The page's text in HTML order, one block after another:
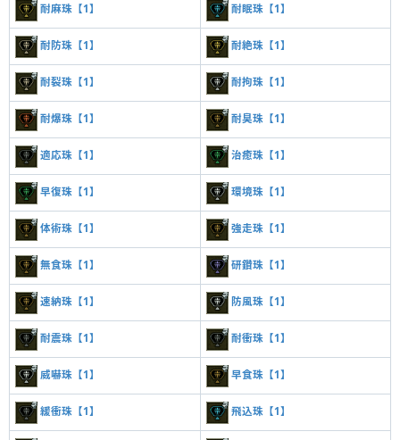
耐麻珠【1】 耐眠珠【1】
耐防珠【1】 耐絶珠【1】
耐裂珠【1】 耐拘珠【1】
耐爆珠【1】 耐臭珠【1】
適応珠【1】 治癒珠【1】
早復珠【1】 環境珠【1】
体術珠【1】 強走珠【1】
無食珠【1】 研鑽珠【1】
速納珠【1】 防風珠【1】
耐震珠【1】 耐衝珠【1】
威嚇珠【1】 早食珠【1】
緩衝珠【1】 飛込珠【1】